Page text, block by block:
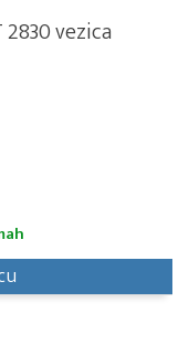
vezica